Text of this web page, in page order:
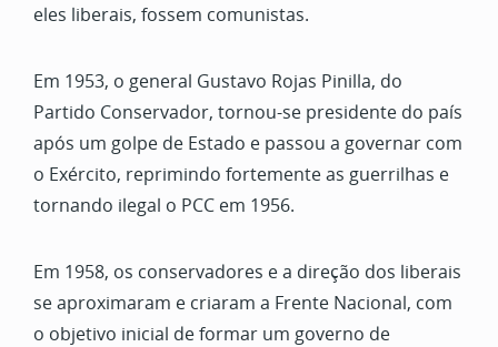
eles liberais, fossem comunistas.
Em 1953, o general Gustavo Rojas Pinilla, do
Partido Conservador, tornou-se presidente do país
após um golpe de Estado e passou a governar com
o Exército, reprimindo fortemente as guerrilhas e
tornando ilegal o PCC em 1956.
Em 1958, os conservadores e a direção dos liberais
se aproximaram e criaram a Frente Nacional, com
o objetivo inicial de formar um governo de